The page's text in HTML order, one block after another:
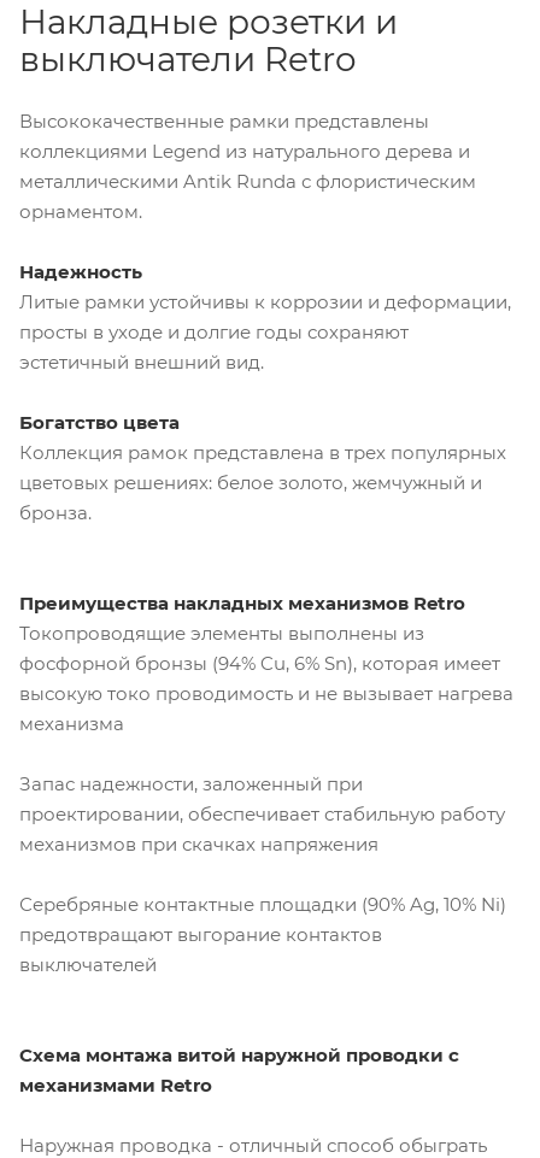
Накладные розетки и
выключатели Retro
Высококачественные рамки представлены
коллекциями Legend из натурального дерева и
металлическими Antik Runda с флористическим
орнаментом.
Надежность
Литые рамки устойчивы к коррозии и деформации,
просты в уходе и долгие годы сохраняют
эстетичный внешний вид.
Богатство цвета
Коллекция рамок представлена в трех популярных
цветовых решениях: белое золото, жемчужный и
бронза.
Преимущества накладных механизмов Retro
Токопроводящие элементы выполнены из
фосфорной бронзы (94% Cu, 6% Sn), которая имеет
высокую токо проводимость и не вызывает нагрева
механизма
Запас надежности, заложенный при
проектировании, обеспечивает стабильную работу
механизмов при скачках напряжения
Серебряные контактные площадки (90% Ag, 10% Ni)
предотвращают выгорание контактов
выключателей
Схема монтажа витой наружной проводки с
механизмами Retro
Наружная проводка - отличный способ обыграть